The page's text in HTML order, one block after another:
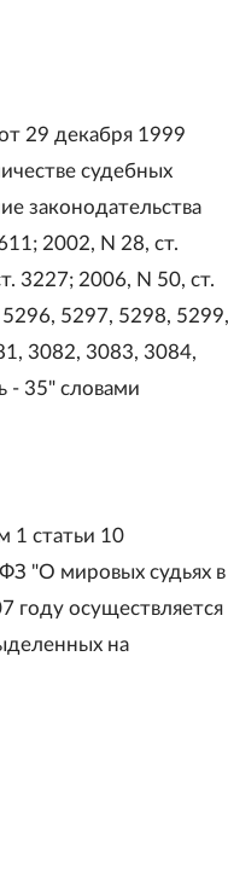
29 декабря 1999
судебных
законодательства
2002, N 28, ст.
3227; 2006, N 50, ст.
5297, 5298, 5299,
3082, 3083, 3084,
- 35" словами
1 статьи 10
"О мировых судьях в
году осуществляется
на